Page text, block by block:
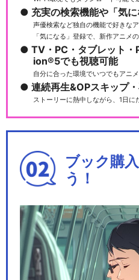
充実の検索機能や「気
声優検索など独自の機能で好きな
「気になる」登録で、新作アニメ
TV・PC・タブレット
ion®5でも視聴可能
自分に合った環境でいつでもアニ
連続再生&OPスキップ
ストーリーに熱中しながら、1日に
ブック購
う！